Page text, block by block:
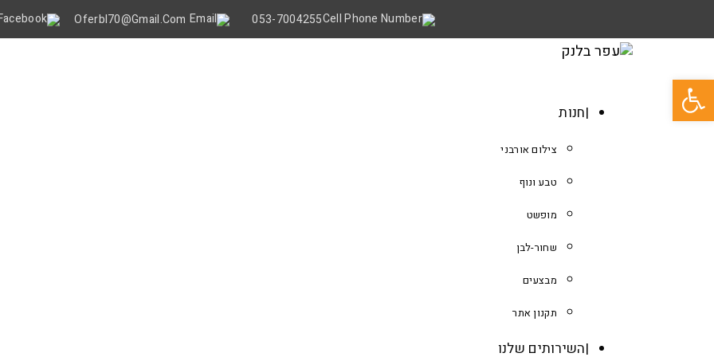
פתח סרגל נגישות
053-7004255
Oferbl70@gmail.Com
חנות
צילום אורבני
טבע ונוף
מופשט
שחור-לבן
מבצעים
תקנון אתר
השירותים שלנו